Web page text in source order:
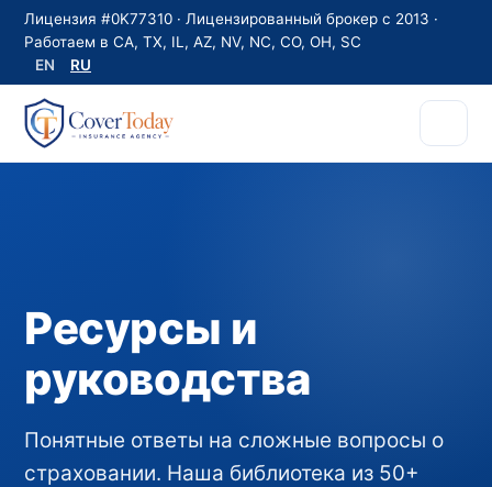
Лицензия #0K77310 · Лицензированный брокер с 2013 ·
Работаем в CA, TX, IL, AZ, NV, NC, CO, OH, SC
EN
RU
Ресурсы и
руководства
Понятные ответы на сложные вопросы о
страховании. Наша библиотека из 50+